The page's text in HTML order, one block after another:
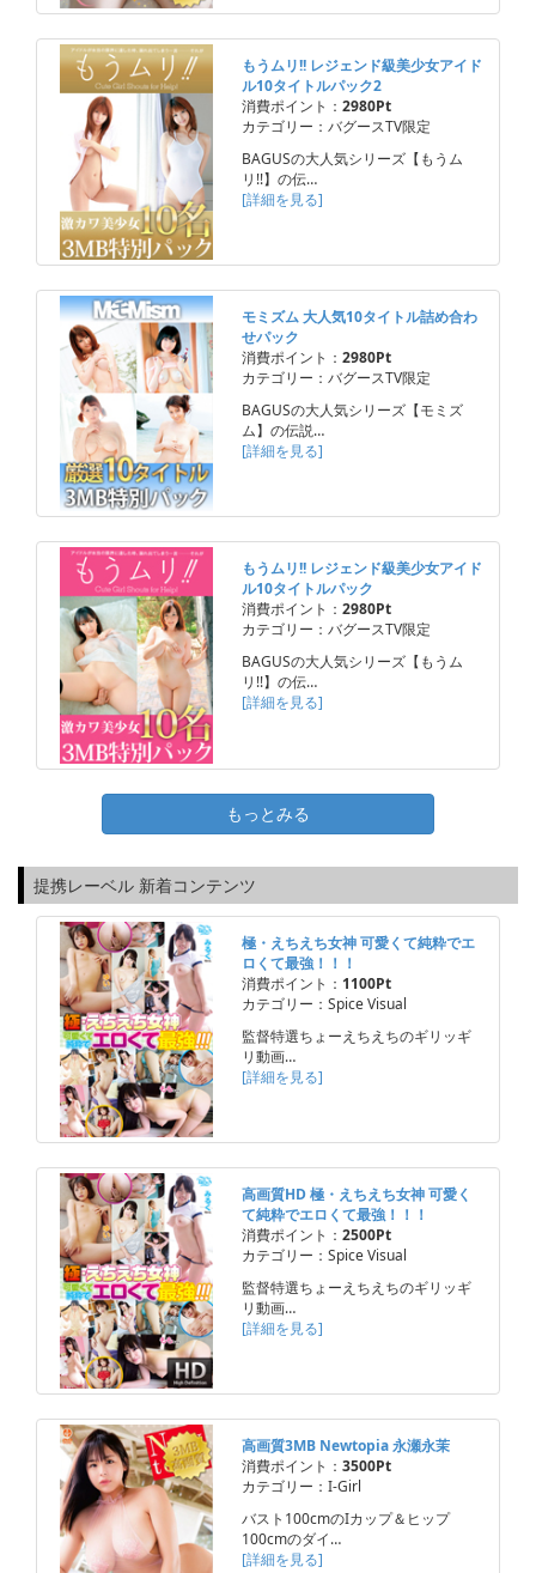
もうムリ!! レジェンド級美少女アイド
ル10タイトルパック2
消費ポイント： 2980Pt
カテゴリー：バグースTV限定
BAGUSの大人気シリーズ【もうム
リ!!】の伝…
[詳細を見る]
モミズム 大人気10タイトル詰め合わ
せパック
消費ポイント： 2980Pt
カテゴリー：バグースTV限定
BAGUSの大人気シリーズ【モミズ
ム】の伝説…
[詳細を見る]
もうムリ!! レジェンド級美少女アイド
ル10タイトルパック
消費ポイント： 2980Pt
カテゴリー：バグースTV限定
BAGUSの大人気シリーズ【もうム
リ!!】の伝…
[詳細を見る]
もっとみる
提携レーベル 新着コンテンツ
極・えちえち女神 可愛くて純粋でエ
ロくて最強！！！
消費ポイント： 1100Pt
カテゴリー：Spice Visual
監督特選ちょーえちえちのギリッギ
リ動画…
[詳細を見る]
高画質HD 極・えちえち女神 可愛く
て純粋でエロくて最強！！！
消費ポイント： 2500Pt
カテゴリー：Spice Visual
監督特選ちょーえちえちのギリッギ
リ動画…
[詳細を見る]
高画質3MB Newtopia 永瀬永茉
消費ポイント： 3500Pt
カテゴリー：I-Girl
バスト100cmのIカップ＆ヒップ
100cmのダイ…
[詳細を見る]